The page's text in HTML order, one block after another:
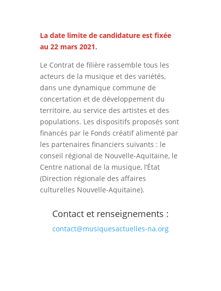
La date limite de candidature est fixée
au 22 mars 2021.
Le Contrat de filière rassemble tous les
acteurs de la musique et des variétés,
dans une dynamique commune de
concertation et de développement du
territoire, au service des artistes et des
populations. Les dispositifs proposés sont
financés par le Fonds créatif alimenté par
les partenaires financiers suivants : le
conseil régional de Nouvelle-Aquitaine, le
Centre national de la musique, l’État
(Direction régionale des affaires
culturelles Nouvelle-Aquitaine).
Contact et renseignements :
contact@musiquesactuelles-na.org